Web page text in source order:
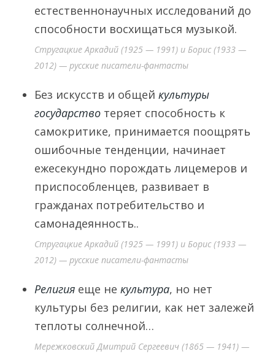
естественнонаучных исследований до
способности восхищаться музыкой.
Стругацкие Аркадий (1925 — 1991) и Борис (1933 —
2012) — русские писатели-фантасты
Без искусств и общей культуры
государство теряет способность к
самокритике, принимается поощрять
ошибочные тенденции, начинает
ежесекундно порождать лицемеров и
приспособленцев, развивает в
гражданах потребительство и
самонадеянность..
Стругацкие Аркадий (1925 — 1991) и Борис (1933 —
2012) — русские писатели-фантасты
Религия еще не культура, но нет
культуры без религии, как нет залежей
теплоты солнечной…
Мережковский Дмитрий Сергеевич (1865 — 1941) —